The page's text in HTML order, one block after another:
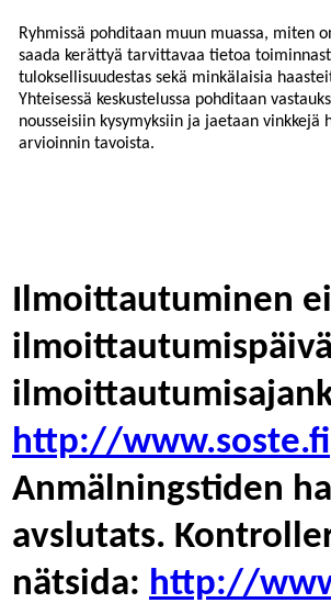
Ryhmissä pohditaan muun muassa, miten
saada kerättyä tarvittavaa tietoa
tuloksellisuudestas sekä minkälaisia
Yhteisessä keskustelussa pohditaan
nousseisiin kysymyksiin ja jaetaan vinkkejä
arvioinnin tavoista.
Ilmoittautuminen
http://www.soste.fi
Anmälningstiden
avslutats.
nätsida: http://